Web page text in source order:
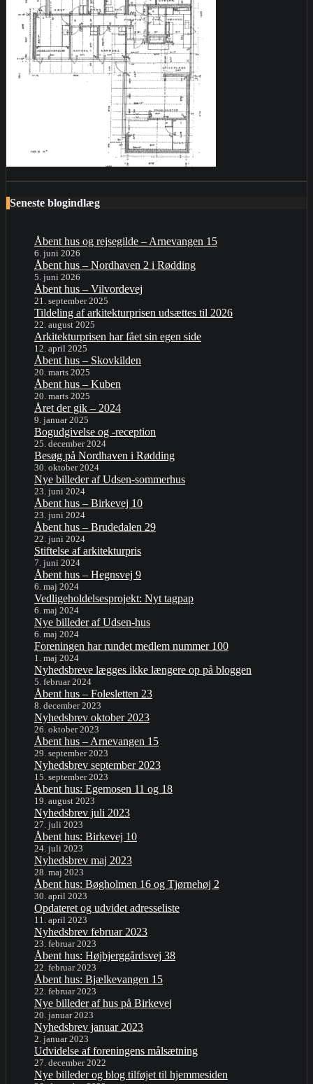
Seneste blogindlæg
Åbent hus og rejsegilde – Arnevangen 15
6. juni 2026
Åbent hus – Nordhaven 2 i Rødding
5. juni 2026
Åbent hus – Vilvordevej
21. september 2025
Tildeling af arkitekturprisen udsættes til 2026
22. august 2025
Arkitekturprisen har fået sin egen side
12. april 2025
Åbent hus – Skovkilden
20. marts 2025
Åbent hus – Kuben
20. marts 2025
Året der gik – 2024
9. januar 2025
Bogudgivelse og -reception
25. december 2024
Besøg på Nordhaven i Rødding
30. oktober 2024
Nye billeder af Udsen-sommerhus
23. juni 2024
Åbent hus – Birkevej 10
23. juni 2024
Åbent hus – Brudedalen 29
22. juni 2024
Stiftelse af arkitekturpris
7. juni 2024
Åbent hus – Hegnsvej 9
6. maj 2024
Vedligeholdelsesprojekt: Nyt tagpap
6. maj 2024
Nye billeder af Udsen-hus
6. maj 2024
Foreningen har rundet medlem nummer 100
1. maj 2024
Nyhedsbreve lægges ikke længere op på bloggen
5. februar 2024
Åbent hus – Folesletten 23
8. december 2023
Nyhedsbrev oktober 2023
26. oktober 2023
Åbent hus – Arnevangen 15
29. september 2023
Nyhedsbrev september 2023
15. september 2023
Åbent hus: Egemosen 11 og 18
19. august 2023
Nyhedsbrev juli 2023
27. juli 2023
Åbent hus: Birkevej 10
24. juli 2023
Nyhedsbrev maj 2023
28. maj 2023
Åbent hus: Bøgholmen 16 og Tjørnehøj 2
30. april 2023
Opdateret og udvidet adresseliste
11. april 2023
Nyhedsbrev februar 2023
23. februar 2023
Åbent hus: Højbjerggårdsvej 38
22. februar 2023
Åbent hus: Bjælkevangen 15
22. februar 2023
Nye billeder af hus på Birkevej
20. januar 2023
Nyhedsbrev januar 2023
2. januar 2023
Udvidelse af foreningens målsætning
27. december 2022
Nye billeder og blog tilføjet til hjemmesiden